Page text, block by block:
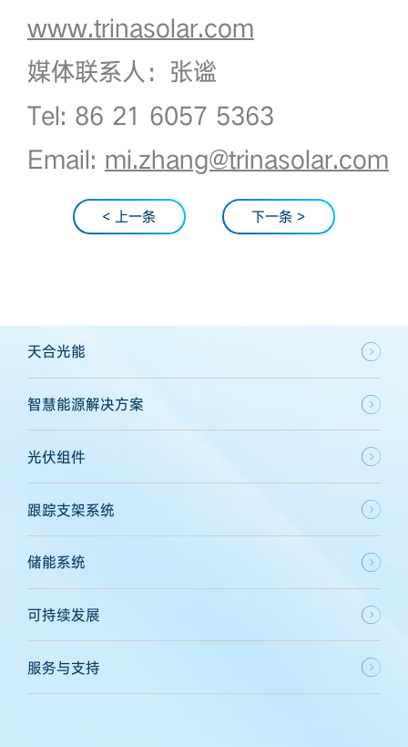
www.trinasolar.com
媒体联系人：张谧
Tel: 86 21 6057 5363
Email: mi.zhang@trinasolar.com
< 上一条 下一条 >
天合光能
智慧能源解决方案
光伏组件
跟踪支架系统
储能系统
可持续发展
服务与支持